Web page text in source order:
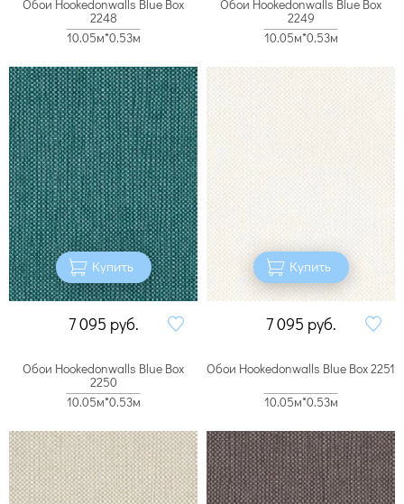
Обои Hookedonwalls Blue Box
2248
10.05м*0.53м
Купить
7 095 руб.
Обои Hookedonwalls Blue Box
2249
10.05м*0.53м
Купить
7 095 руб.
Обои Hookedonwalls Blue Box
2250
10.05м*0.53м
Обои Hookedonwalls Blue Box 2251
10.05м*0.53м